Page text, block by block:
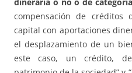
dineraria o no o de
compensación de créditos
capital con aportaciones
el desplazamiento de un
este caso, un crédito,